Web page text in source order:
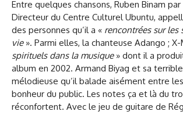
Entre quelques chansons, Ruben Binam
Directeur du Centre Culturel Ubuntu,
des personnes qu’il a « rencontrées sur les
vie». Parmi elles, la chanteuse Adango ; X-
spirituels dans la musique» dont il a
album en 2002. Armand Biyag et sa
mélodieuse qu’il balade aisément entre
bonheur du public. Les notes ça et là du
réconfortent. Avec le jeu de guitare de